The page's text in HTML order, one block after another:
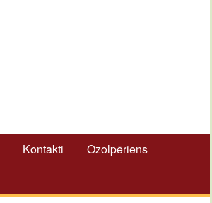
Kontakti
Ozolpēriens